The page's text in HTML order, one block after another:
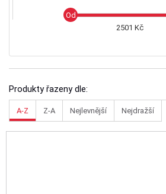
2501 Kč
Produkty řazeny dle:
A-Z Z-A Nejlevnější Nejdražší